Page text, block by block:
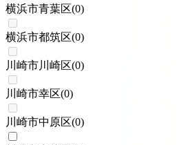
横浜市青葉区(0)
横浜市都筑区(0)
川崎市川崎区(0)
川崎市幸区(0)
川崎市中原区(0)